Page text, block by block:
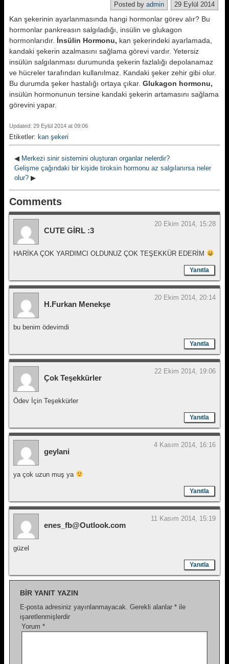
29 Eylül 2014
Posted by admin
Kan şekerinin ayarlanmasında hangi hormonlar görev alır? Bu
hormonlar pankreasın salgıladığı, insülin ve glukagon
hormonlarıdır. İnsülin Hormonu, kan şekerindeki ayarlamada,
kandaki şekerin azalmasını sağlama görevi vardır. Yetersiz
insülün salgılanması durumunda şekerin fazlalığı depolanamaz
ve hücreler tarafından kullanılmaz. Kandaki şeker zehir gibi olur.
Bu durumda şeker hastalığı ortaya çıkar. Glukagon hormonu,
insülün hormonunun tersine kandaki şekerin artamasını sağlama
görevini yapar.
Updated: 29 Eylül 2014 at 09:06
Etiketler: kan şekeri
◀ Merkezi sinir sistemini oluşturan organlar nelerdir?
Gelişme çağındaki bir kişide tiroksin hormonu az salgılanırsa neler
olur? ▶
Comments
CUTE GİRL :3
20 Ekim 2014, 15:28
HARİKA ÇOK YARDIMCI OLDUNUZ ÇOK TEŞEKKÜR EDERİM
Yanıtla
H.Furkan Menekşe
20 Ekim 2014, 20:14
bu benim ödevimdi
Yanıtla
Çok Teşekkürler
22 Ekim 2014, 19:06
Ödev İçin Teşekkürler
Yanıtla
geylani
4 Kasım 2014, 16:16
ya çok uzun muş ya
Yanıtla
enes_fb@Outlook.com
11 Kasım 2014, 15:19
güzel
Yanıtla
BIR YANIT YAZIN
E-posta adresiniz yayınlanmayacak. Gerekli alanlar * ile
işaretlenmişlerdir
Yorum *